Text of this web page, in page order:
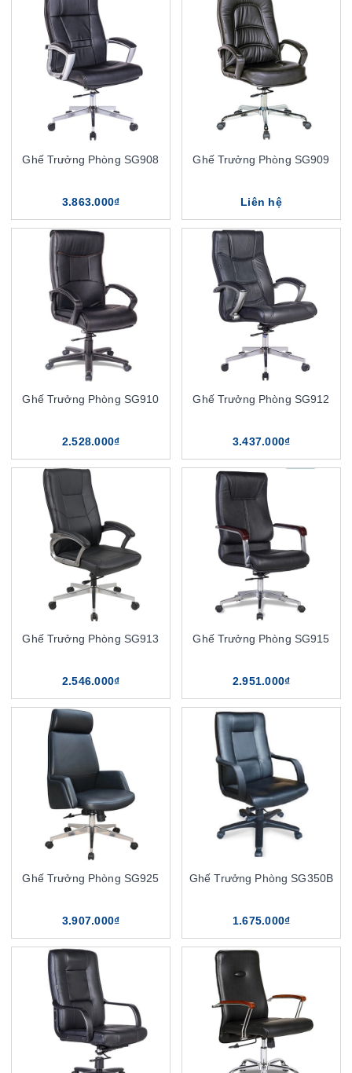
Ghế Trưởng Phòng SG908
3.863.000₫
Ghế Trưởng Phòng SG909
Liên hệ
Ghế Trưởng Phòng SG910
2.528.000₫
Ghế Trưởng Phòng SG912
3.437.000₫
Ghế Trưởng Phòng SG913
2.546.000₫
Ghế Trưởng Phòng SG915
2.951.000₫
Ghế Trưởng Phòng SG925
3.907.000₫
Ghế Trưởng Phòng SG350B
1.675.000₫